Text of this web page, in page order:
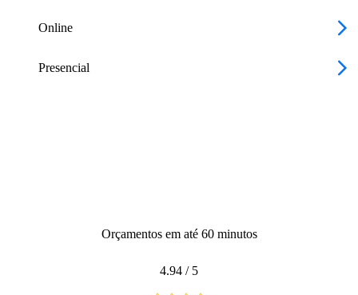
Online
Presencial
Orçamentos em até 60 minutos
4.94 / 5